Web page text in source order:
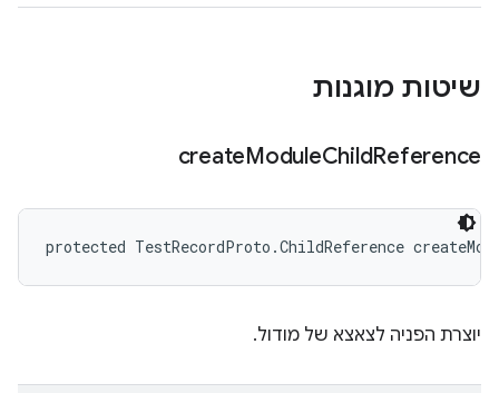
שיטות מוגנות
createModuleChildReference
protected TestRecordProto.ChildReference
יוצרת הפניה לצאצא של מודול.